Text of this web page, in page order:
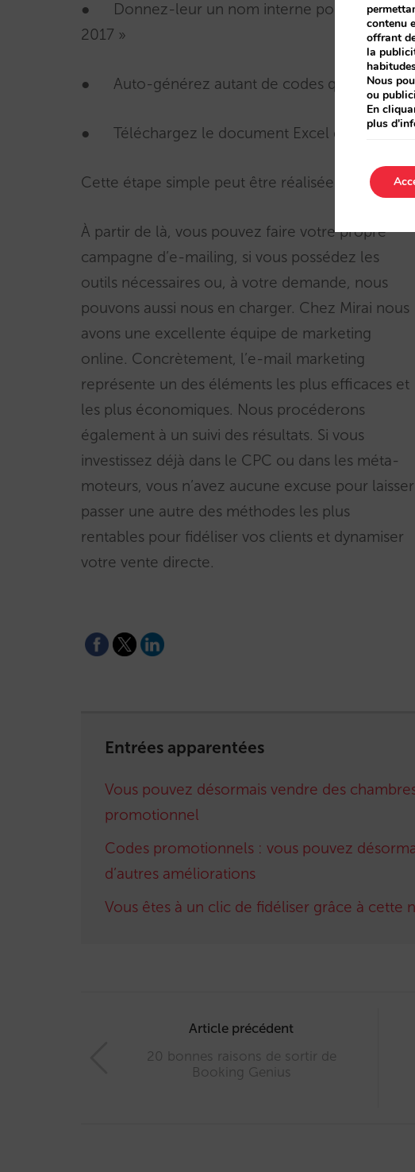
● Donnez-leur un nom interne pour les
2017 »
● Auto-générez autant de codes que vous
● Téléchargez le document Excel des codes
Cette étape simple peut être réalisée sur
À partir de là, vous pouvez faire votre propre
campagne d’e-mailing, si vous possédez les
outils nécessaires ou, à votre demande, nous
pouvons aussi nous en charger. Chez Mirai nous
avons une excellente équipe de marketing
online. Concrètement, l’e-mail marketing
représente un des éléments les plus efficaces et
les plus économiques. Nous procéderons
également à un suivi des résultats. Si vous
investissez déjà dans le CPC ou dans les méta-
moteurs, vous n’avez aucune excuse pour laisser
passer une autre des méthodes les plus
rentables pour fidéliser vos clients et dynamiser
votre vente directe.
Entrées apparentées
Vous pouvez désormais vendre des
promotionnel
Codes promotionnels : vous pouvez
d’autres améliorations
Vous êtes à un clic de fidéliser grâce à cette
Article précédent
20 bonnes raisons de sortir de
Booking Genius
contenu
offrant
la
Nous
ou
En
plus